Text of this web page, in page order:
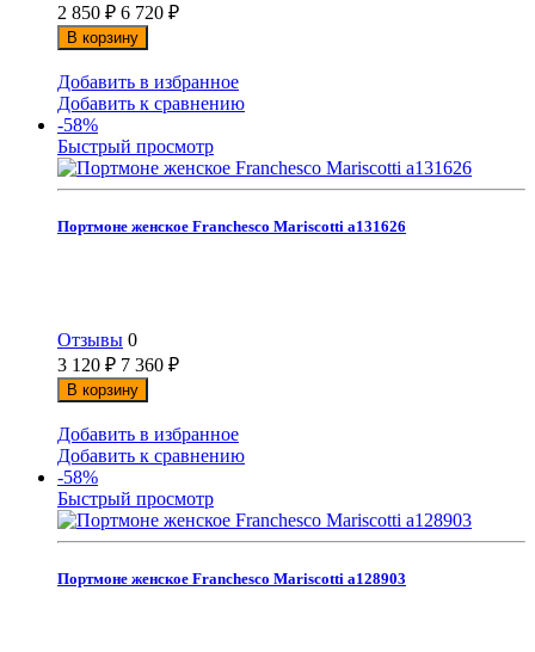
2 850 ₽ 6 720 ₽
В корзину
Добавить в избранное
Добавить к сравнению
-58%
Быстрый просмотр
Портмоне женское Franchesco Mariscotti а131626
Отзывы 0
3 120 ₽ 7 360 ₽
В корзину
Добавить в избранное
Добавить к сравнению
-58%
Быстрый просмотр
Портмоне женское Franchesco Mariscotti а128903